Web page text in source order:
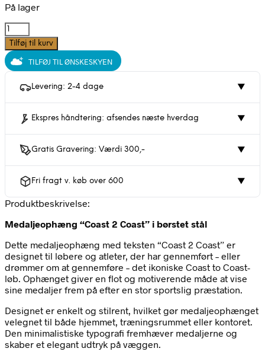
På lager
Coast2Coast
medalje
ophæng
|
Stål
antal
Tilføj til kurv
TILFØJ TIL ØNSKESKYEN
Levering: 2-4 dage ▼
Ekspres håndtering: afsendes næste hverdag ▼
Gratis Gravering: Værdi 300,- ▼
Fri fragt v. køb over 600 ▼
Produktbeskrivelse:
Medaljeophæng “Coast 2 Coast” i børstet stål
Dette medaljeophæng med teksten “Coast 2 Coast” er
designet til løbere og atleter, der har gennemført – eller
drømmer om at gennemføre – det ikoniske Coast to Coast-
løb. Ophænget giver en flot og motiverende måde at vise
sine medaljer frem på efter en stor sportslig præstation.
Designet er enkelt og stilrent, hvilket gør medaljeophænget
velegnet til både hjemmet, træningsrummet eller kontoret.
Den minimalistiske typografi fremhæver medaljerne og
skaber et elegant udtryk på væggen.